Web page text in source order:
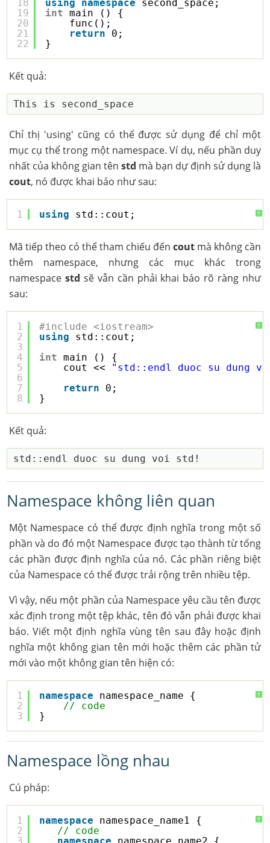
18
19
20
21
22
using namespace
second_space;
int
main () {
func();
return
0;
}
Kết quả:
Chỉ thị 'using' cũng có thể được sử dụng để chỉ một
mục cụ thể trong một namespace. Ví dụ, nếu phần duy
nhất của không gian tên std mà bạn dự định sử dụng là
cout, nó được khai báo như sau:
?
1 using std::cout;
Mã tiếp theo có thể tham chiếu đếncout mà không cần
thêm namespace, nhưng các mục khác trong
namespace std sẽ vẫn cần phải khai báo rõ ràng như
sau:
?
1
2
3
4
5
6
7
8
#include <iostream>
using
std::cout;
int
main () {
cout << "std::endl duoc su dung
return
0;
}
Kết quả:
Namespace không liên quan
Một Namespace có thể được định nghĩa trong một số
phần và do đó một Namespace được tạo thành từ tổng
các phần được định nghĩa của nó. Các phần riêng biệt
của Namespace có thể được trải rộng trên nhiều tệp.
Vì vậy, nếu một phần của Namespace yêu cầu tên được
xác định trong một tệp khác, tên đó vẫn phải được khai
báo. Viết một định nghĩa vùng tên sau đây hoặc định
nghĩa một không gian tên mới hoặc thêm các phần tử
mới vào một không gian tên hiện có:
?
1
2
3
namespace
namespace_name {
// code
}
Namespace lồng nhau
Cú pháp:
?
1
2
namespace
namespace_name1 {
// code